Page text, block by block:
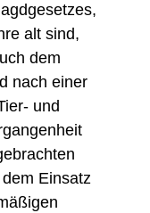
alt sind,
dem
nach einer
und
Einsatz